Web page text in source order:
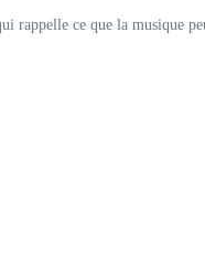
ce que la musique